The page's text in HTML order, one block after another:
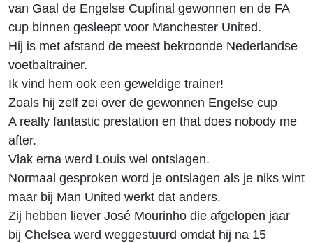
van Gaal de Engelse Cupfinal gewonnen en de FA
cup binnen gesleept voor Manchester United.
Hij is met afstand de meest bekroonde Nederlandse
voetbaltrainer.
Ik vind hem ook een geweldige trainer!
Zoals hij zelf zei over de gewonnen Engelse cup
A really fantastic prestation en that does nobody me
after.
Vlak erna werd Louis wel ontslagen.
Normaal gesproken word je ontslagen als je niks wint
maar bij Man United werkt dat anders.
Zij hebben liever José Mourinho die afgelopen jaar
bij Chelsea werd weggestuurd omdat hij na 15